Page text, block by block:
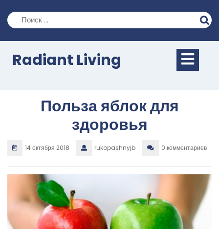
содержимому
Radiant Living
Польза яблок для
здоровья
14 октября 2018 rukopashnyjb 0 комментариев